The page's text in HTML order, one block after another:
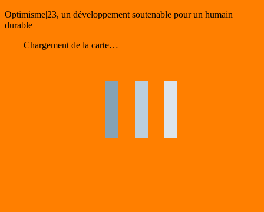
Optimisme|23, un développement soutenable pour un humain
durable
Chargement de la carte…